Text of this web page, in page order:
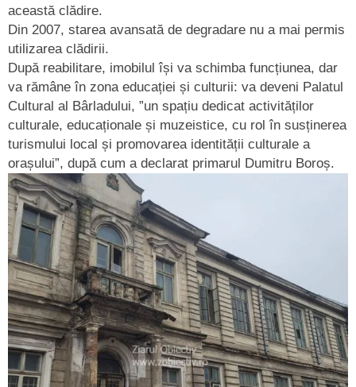
această clădire.
Din 2007, starea avansată de degradare nu a mai permis
utilizarea clădirii.
După reabilitare, imobilul își va schimba funcțiunea, dar
va rămâne în zona educației și culturii: va deveni Palatul
Cultural al Bârladului, ”un spațiu dedicat activităților
culturale, educaționale și muzeistice, cu rol în susținerea
turismului local și promovarea identității culturale a
orașului”, după cum a declarat primarul Dumitru Boroș.